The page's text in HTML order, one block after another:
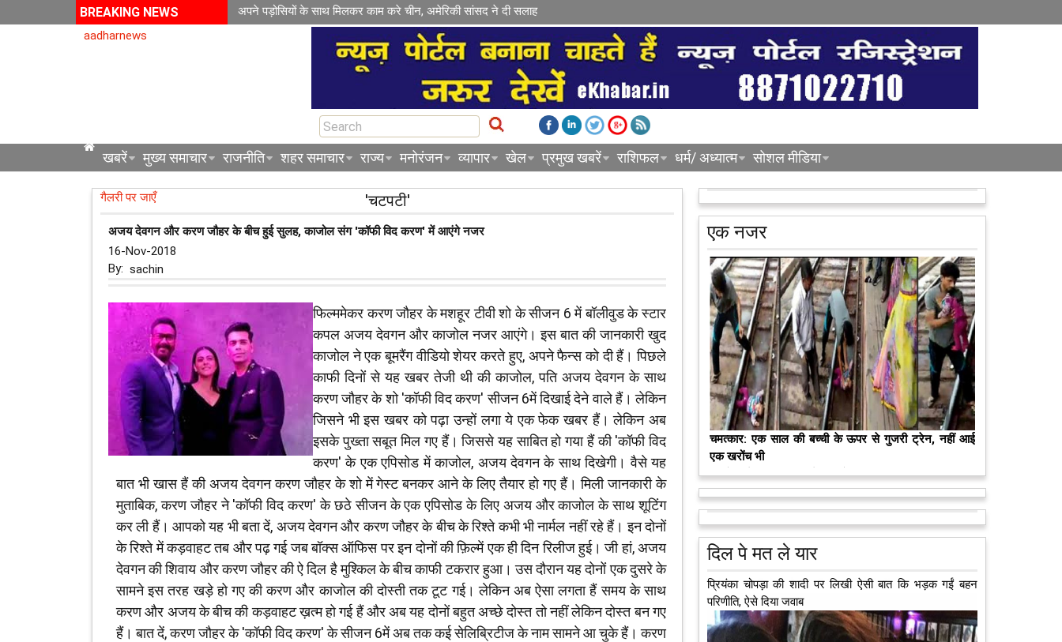
BREAKING NEWS
अपने पड़ोसियों के साथ मिलकर काम करे चीन, अमेरिकी सांसद ने दी सलाह
aadharnews
खबरें मुख्य समाचार राजनीति शहर समाचार राज्य मनोरंजन व्यापार खेल प्रमुख खबरें राशिफल धर्म/ अध्यात्म सोशल मीडिया
गैलरी पर जाएँ 'चटपटी'
अजय देवगन और करण जौहर के बीच हुई सुलह, काजोल संग 'कॉफी विद करण' में आएंगे नजर
16-Nov-2018
By: sachin
फिल्ममेकर करण जौहर के मशहूर टीवी शो के सीजन 6 में बॉलीवुड के स्टार
कपल अजय देवगन और काजोल नजर आएंगे। इस बात की जानकारी खुद
काजोल ने एक बूमरैंग वीडियो शेयर करते हुए, अपने फैन्स को दी हैं। पिछले
काफी दिनों से यह खबर तेजी थी की काजोल, पति अजय देवगन के साथ
करण जौहर के शो 'कॉफी विद करण' सीजन 6में दिखाई देने वाले हैं। लेकिन
जिसने भी इस खबर को पढ़ा उन्हों लगा ये एक फेक खबर हैं। लेकिन अब
इसके पुख्ता सबूत मिल गए हैं। जिससे यह साबित हो गया हैं की 'कॉफी विद
करण' के एक एपिसोड में काजोल, अजय देवगन के साथ दिखेगी। वैसे यह
बात भी खास हैं की अजय देवगन करण जौहर के शो में गेस्ट बनकर आने के लिए तैयार हो गए हैं। मिली जानकारी के
मुताबिक, करण जौहर ने 'कॉफी विद करण' के छठे सीजन के एक एपिसोड के लिए अजय और काजोल के साथ शूटिंग
कर ली हैं। आपको यह भी बता दें, अजय देवगन और करण जौहर के बीच के रिश्ते कभी भी नार्मल नहीं रहे हैं। इन दोनों
के रिश्ते में कड़वाहट तब और पढ़ गई जब बॉक्स ऑफिस पर इन दोनों की फ़िल्में एक ही दिन रिलीज हुई। जी हां, अजय
देवगन की शिवाय और करण जौहर की ऐ दिल है मुश्किल के बीच काफी टकरार हुआ। उस दौरान यह दोनों एक दुसरे के
सामने इस तरह खड़े हो गए की करण और काजोल की दोस्ती तक टूट गई। लेकिन अब ऐसा लगता हैं समय के साथ
करण और अजय के बीच की कड़वाहट ख़त्म हो गई हैं और अब यह दोनों बहुत अच्छे दोस्त तो नहीं लेकिन दोस्त बन गए
हैं। बात दें, करण जौहर के 'कॉफी विद करण' के सीजन 6में अब तक कई सेलिब्रिटीज के नाम सामने आ चुके हैं। करण
एक नजर
चमत्कार: एक साल की बच्ची के ऊपर से गुजरी ट्रेन, नहीं आई
एक खरोंच भी
जाको राखे साइयां मार सके न कोय वाली कहावत आज एक बच्ची
पर पूरी तरह चरितार्थ साबित हुई, जब वह एक हादसे दौरान बाल-
बाल बच गई। मामला उत्तर प्रदेश के मथुरा... आगे पढ़ें
मरते-मरते भी तीन लोगों को नई जिंदगी दे गई 13 वर्षीय लड़की
कुछ लोग मौत जैसी खौफनाक हकीकत को भी खूबसूरत मोड़ दे
जाते हैं। वह मरने के बाद भी इस धरती पर अपने आप को जीवित
छोड़ ज़ाते हैं। दुनिया को अलविदा कह चुकी 13...
दिल पे मत ले यार
प्रियंका चोपड़ा की शादी पर लिखी ऐसी बात कि भड़क गईं बहन
परिणीति, ऐसे दिया जवाब